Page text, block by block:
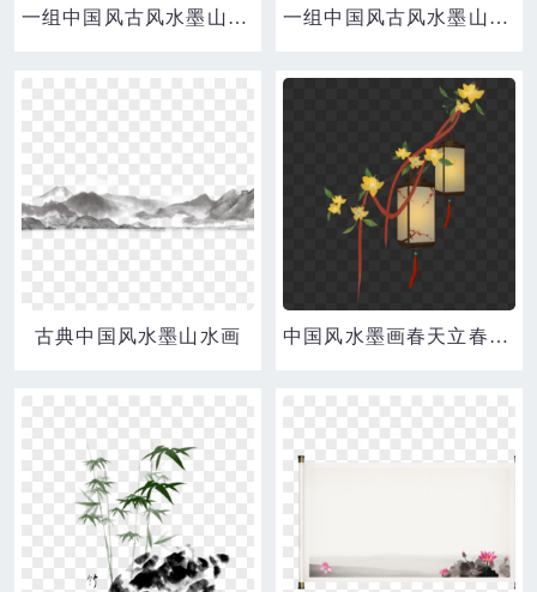
一组中国风古风水墨山水合集五元素 一组中国风古风水墨山水合集三元素
古典中国风水墨山水画 中国风水墨画春天立春迎春花灯笼元素